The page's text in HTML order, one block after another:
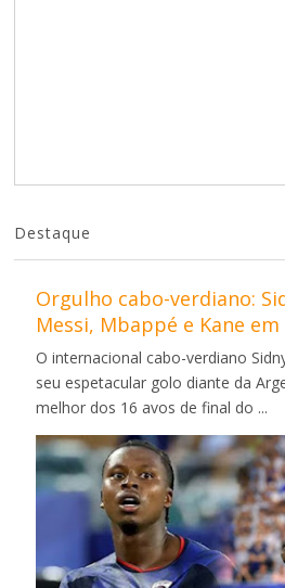
Destaque
Orgulho cabo-verdiano:
Messi, Mbappé e Kane
O internacional cabo-verdiano
seu espetacular golo diante da
melhor dos 16 avos de final do ...